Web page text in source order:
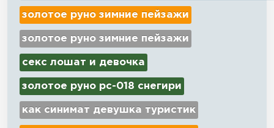
золотое руно зимние пейзажи
золотое руно зимние пейзажи
секс лошат и девочка
золотое руно рс-018 снегири
как синимат девушка туристик